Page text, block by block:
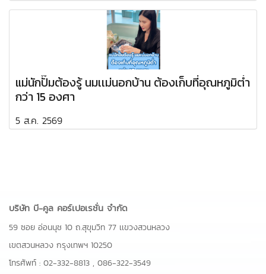
แม่นักปั๊มต้องรู้ นมเเม่นอกบ้าน ต้องเก็บที่อุณหภูมิต่ำ
กว่า 15 องศา
5 ส.ค. 2569
บริษัท บี-คูล คอร์เปอเรชั่น จำกัด
59 ซอย อ่อนนุช 10 ถ.สุขุมวิท 77 เเขวงสวนหลวง
เขตสวนหลวง กรุงเทพฯ 10250
โทรศัพท์ : 02-332-8813 , 086-322-3549